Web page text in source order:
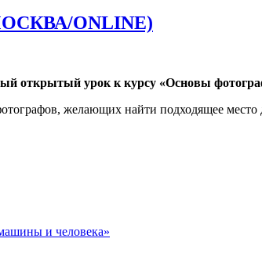
ONLINE)
открытый урок к курсу «Основы
желающих найти подходящее место